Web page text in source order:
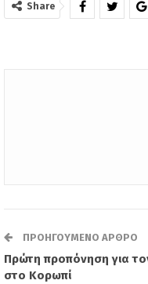
Share
ΠΡΟΗΓΟΎΜΕΝΟ ΆΡΘΡΟ
Πρώτη προπόνηση για
στο Κορωπί